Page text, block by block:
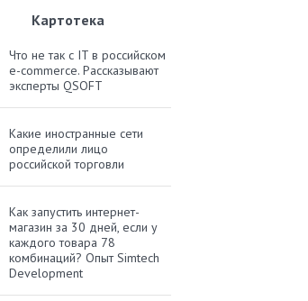
Картотека
Что не так с IT в российском
e-commerce. Рассказывают
эксперты QSOFT
Какие иностранные сети
определили лицо
российской торговли
Как запустить интернет-
магазин за 30 дней, если у
каждого товара 78
комбинаций? Опыт Simtech
Development